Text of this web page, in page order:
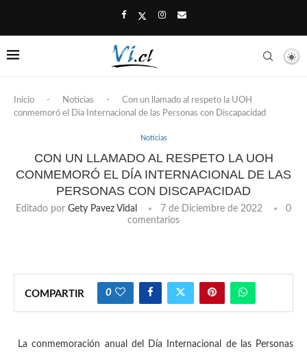
Inicio - Noticias -
Con un llamado al respeto la UOH
conmemoró el Día Internacional de las Personas con Discapacidad
Noticias
CON UN LLAMADO AL RESPETO LA UOH
CONMEMORÓ EL DÍA INTERNACIONAL DE LAS
PERSONAS CON DISCAPACIDAD
Editado por Gety Pavez Vidal 7 de Diciembre de 2022
0
comentarios
COMPARTIR 0
La conmemoración anual del Día Internacional de las Personas